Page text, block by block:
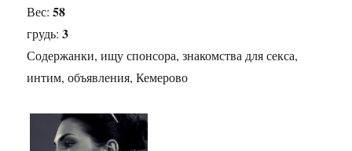
Вес:58
грудь:3
Содержанки, ищу спонсора, знакомства для секса,
интим, объявления, Кемерово